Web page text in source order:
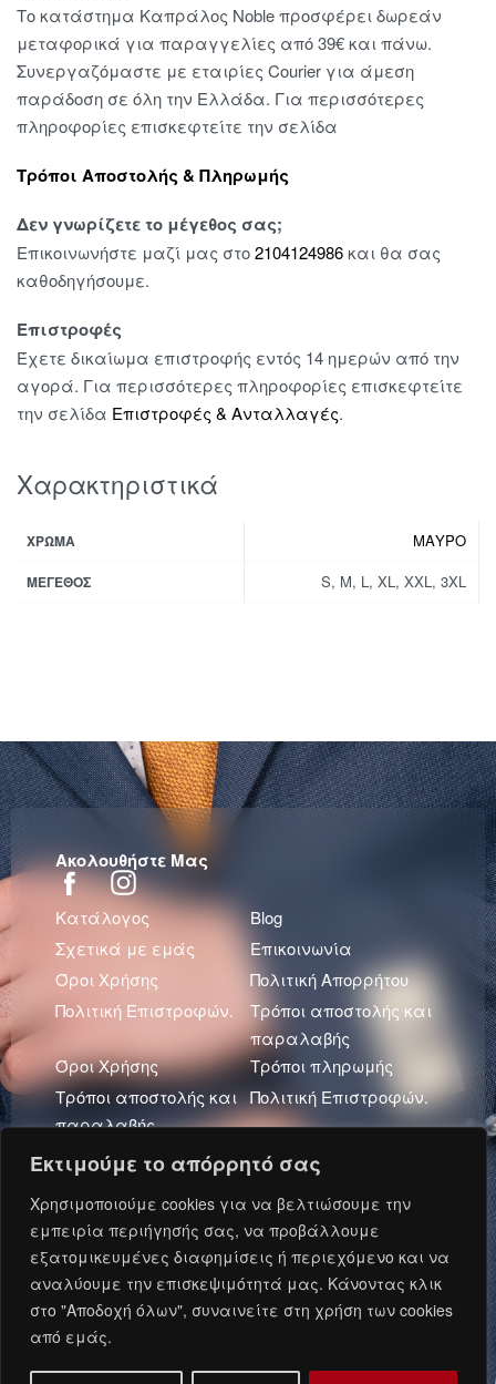
Εκτιμούμε το απόρρητό σας
Χρησιμοποιούμε cookies για να βελτιώσουμε την
εμπειρία περιήγησής σας, να προβάλλουμε
εξατομικευμένες διαφημίσεις ή περιεχόμενο και να
αναλύουμε την επισκεψιμότητά μας. Κάνοντας κλικ
στο "Αποδοχή όλων", συναινείτε στη χρήση των cookies
από εμάς.
Το κατάστημα Καπράλος Noble προσφέρει δωρεάν
μεταφορικά για παραγγελίες από 39€ και πάνω.
Συνεργαζόμαστε με εταιρίες Courier για άμεση
παράδοση σε όλη την Ελλάδα. Για περισσότερες
πληροφορίες επισκεφτείτε την σελίδα
Τρόποι Αποστολής & Πληρωμής
Δεν γνωρίζετε το μέγεθος σας;
Επικοινωνήστε μαζί μας στο2104124986και θα σας
καθοδηγήσουμε.
Επιστροφές
Έχετε δικαίωμα επιστροφής εντός 14 ημερών από την
αγορά. Για περισσότερες πληροφορίες επισκεφτείτε
την σελίδα Επιστροφές & Ανταλλαγές.
Χαρακτηριστικά
ΧΡΏΜΑ ΜΑΥΡΟ
ΜΈΓΕΘΟΣ S, M, L, XL, XXL, 3XL
Ακολουθήστε Μας
Κατάλογος
Blog
Σχετικά με εμάς
Επικοινωνία
Όροι Χρήσης
Πολιτική Απορρήτου
Πολιτική Επιστροφών.
Τρόποι αποστολής και
παραλαβής
Όροι Χρήσης
Τρόποι πληρωμής
Τρόποι αποστολής και
παραλαβής
Πολιτική Επιστροφών.
Πολιτική Απορρήτου
Πρόσφατα Άρθρα
Ανάπτυξη και Φιλοξενία: Oxford Metadata © 2026.